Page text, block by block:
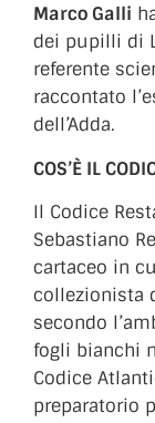
Marco Galli
dei pupilli di
referente
raccontato
dell’Adda.
COS’È IL
Il Codice
Sebastiano
cartaceo in
collezionista
secondo
fogli bianchi
Codice
preparatorio